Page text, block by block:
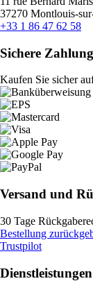
37270 Montlouis-
+33 1 86 47 62 58
Sichere Zahlung
Kaufen Sie sicher
Versand und
30 Tage
Bestellung
Trustpilot
Dienstleistungen